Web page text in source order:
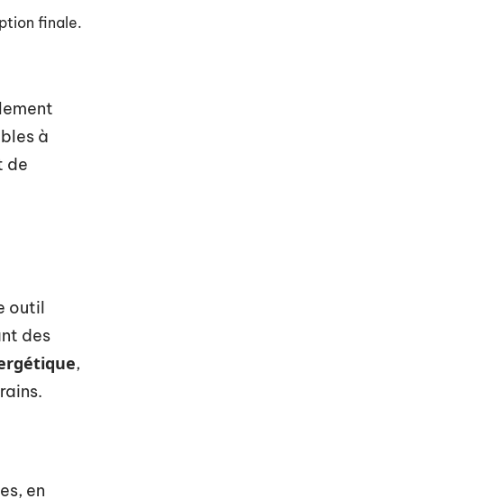
finale.
à
de
outil
des
,
en